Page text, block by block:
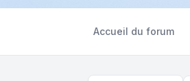
Accueil du forum